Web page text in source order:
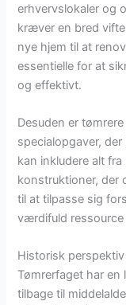
erhvervslokaler og
kræver en bred
nye hjem til at
essentielle for at
og effektivt.
Desuden er
specialopgaver,
kan inkludere alt
konstruktioner, der
til at tilpasse sig
værdifuld
Historisk
Tømrerfaget har en
tilbage til